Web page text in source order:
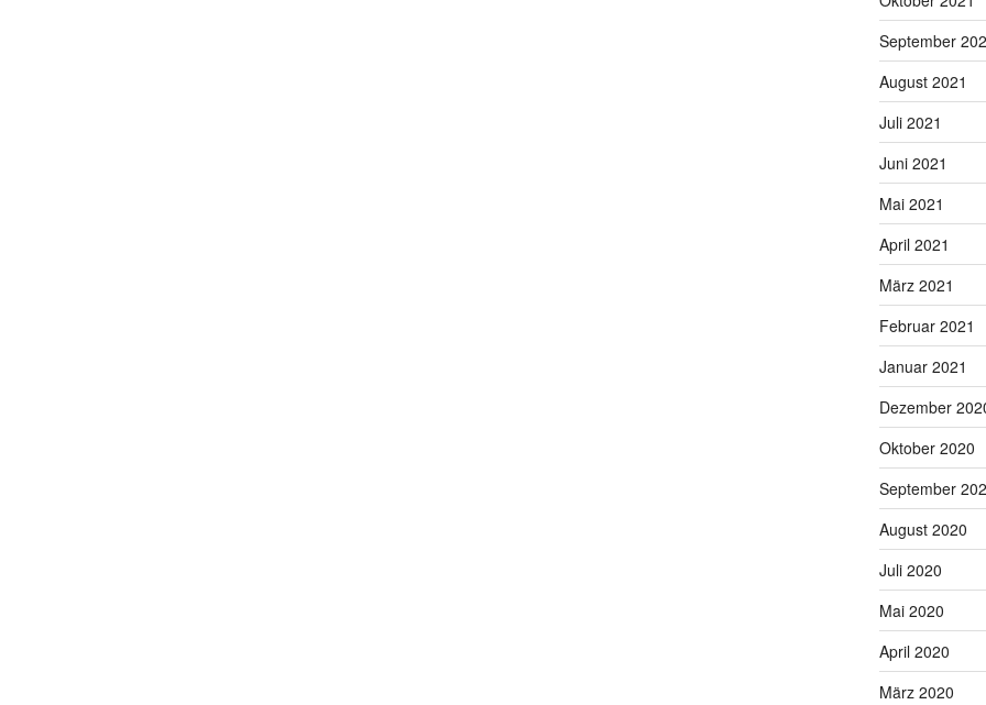
September
August 2021
Juli 2021
Juni 2021
Mai 2021
April 2021
März 2021
Februar 2021
Januar 2021
Dezember
Oktober 2020
September
August 2020
Juli 2020
Mai 2020
April 2020
März 2020